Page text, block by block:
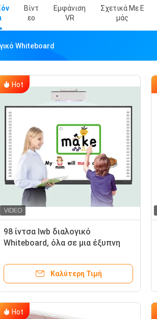
Βίντ
Εο
Εμφάνιση
VR
Σχετικά Με Ε
Μάς
Whiteboard
Hot
98 ίντσα Iwb διαλογικό
Whiteboard, όλα σε μια έξυπνη
Καλύτερη Τιμή
Hot